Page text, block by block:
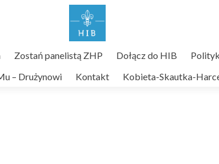
Zostań panelistą ZHP Dołącz do HIB
– Drużynowi
Kontakt Kobieta-Skautka-